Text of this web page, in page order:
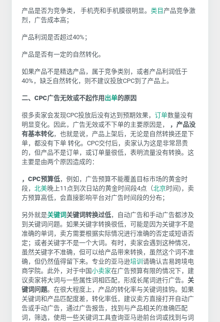
产品是否为竞争类， 手机壳和手机膜很明显。 类目 产品竞争激
烈，广告成本高；
产品利润是否超过40%；
产品是否有一定的自然转化。
如果产品不是精选产品，属于竞争类别，或者产品利润低于
40%，缺乏自然转化，则不建议投放CPC到了产品上。
二、 CPC广告无效或不起作用 出单的原因
很多卖家会发现CPC投放后没有达到预期效果， 订单数量没有
明显变化。因此，广告无效或不下单的主要原因是，
，产品没
有基本转化，也就是说，产品上架后，无论是自然转换还是下
单，都没有下单 转化。CPC交付后，卖家认为这是非常昂贵
的，但产品不是订单，或订单量很低，表明流量没有转换。这
主要是由两个原因造成的：
， CPC预算低，例如，广告预算不能覆盖目标市场的黄金时
段， 北美晚上11点到次日站的黄金时间段4点（北京时间)，卖
方预算高低，会直接影响平台对广告时间段的分布；
另外就是关键词 关键词转换过低，自动广告和手动广告都涉及
到关键词问题。如果关键字转换很低，可能是因为关键字不是
准确的单词，卖方需要根据实际情况进行准确的否定或短语否
定；或者关键字不是一个大词。有时，卖家会遇到这种情况，
虽然关键字不准确，但可以给产品带来转换，虽然这个词不准
确，但仍然值得留下来。专业的亚马逊培训 请确认吉易跨境电
商学院。此外，对于中国小卖家在广告预算有限的情况下，建
议卖家将大词与一些属性词相匹配，形成长尾词进行广告。 关
键词问题。在很大程度上，产品的转化率与关键词挂钩。如果
关键词和产品匹配度差，转化率低，建议卖方直接打开自动广
告或手动广告，通过广告报告，找到与产品相关的准确匹配
词，筛选，使用一些关键词工具查询亚马逊前台词或找到与词